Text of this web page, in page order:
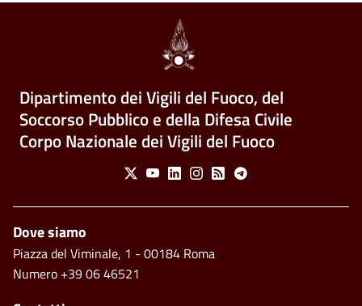
Dipartimento dei Vigili del Fuoco, del
Soccorso Pubblico e della Difesa Civile
Corpo Nazionale dei Vigili del Fuoco
Social Menu
X YoutubeLinkedinInstagram
Feed Telegram
Footer
Dove siamo
Piazza del Viminale, 1 - 00184 Roma
Numero +39 06 46521